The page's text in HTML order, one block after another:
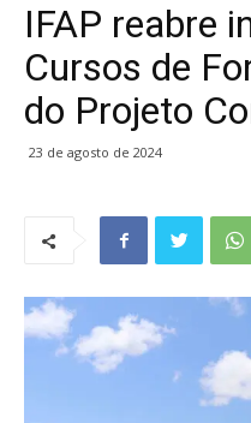
IFAP reabre
Cursos de
do Projeto
23 de agosto de 2024